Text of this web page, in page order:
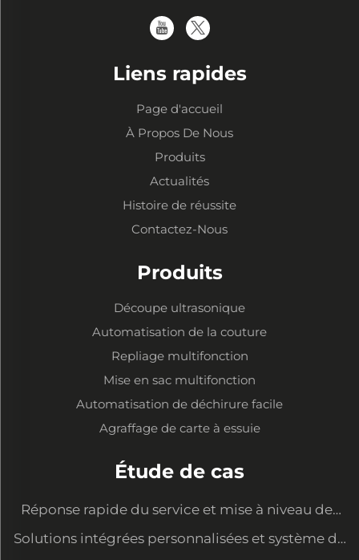
Liens rapides
Page d'accueil
À Propos De Nous
Produits
Actualités
Histoire de réussite
Contactez-Nous
Produits
Découpe ultrasonique
Automatisation de la couture
Repliage multifonction
Mise en sac multifonction
Automatisation de déchirure facile
Agraffage de carte à essuie
Étude de cas
Réponse rapide du service et mise à niveau des
équipements pour satisfaire les nouvelles
Solutions intégrées personnalisées et système de